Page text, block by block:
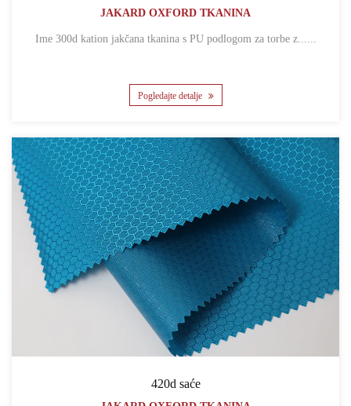
JAKARD OXFORD TKANINA
Ime 300d kation jakčana tkanina s PU podlogom za torbe z......
Pogledajte detalje
420d saće